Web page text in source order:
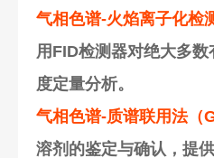
气相色谱-火焰离子化检
用FID检测器对绝大多
度定量分析。
气相色谱-质谱联用法（
溶剂的鉴定与确认，提